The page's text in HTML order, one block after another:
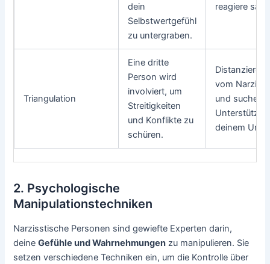
dein
Selbstwertgefühl
zu untergraben.
reagiere
Triangulation
Eine dritte
Person wird
involviert, um
Streitigkeiten
und Konflikte zu
schüren.
Distanziere
vom
und suche
deinem
2. Psychologische
Manipulationstechniken
Narzisstische Personen sind gewiefte Experten darin,
deineGefühle und Wahrnehmungen zu manipulieren. Sie
setzen verschiedene Techniken ein, um die Kontrolle über